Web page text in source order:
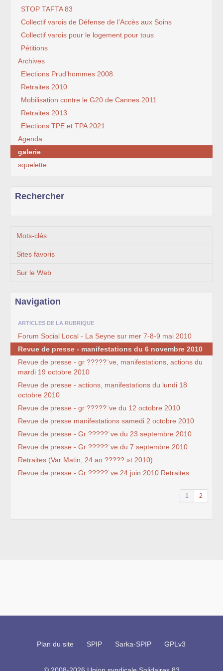
STOP TAFTA 83
Collectif varois de Défense de l’Accès aux Soins
Collectif varois pour le logement pour tous
Pétitions
Archives
Elections Prud’hommes 2008
Retraites 2010
Mobilisation contre le G20 de Cannes 2011
Retraites 2013
Elections TPE et TPA 2021
Agenda
galerie
squelette
Rechercher
Mots-clés
Sites favoris
Sur le Web
Navigation
ARTICLES DE LA RUBRIQUE
Forum Social Local - La Seyne sur mer 7-8-9 mai 2010
Revue de presse - manifestations du 6 novembre 2010
Revue de presse - gr ?????¨ve, manifestations, actions du
mardi 19 octobre 2010
Revue de presse - actions, manifestations du lundi 18
octobre 2010
Revue de presse - gr ?????¨ve du 12 octobre 2010
Revue de presse manifestations samedi 2 octobre 2010
Revue de presse - Gr ?????¨ve du 23 septembre 2010
Revue de presse - Gr ?????¨ve du 7 septembre 2010
Retraites (Var Matin, 24 ao ????? »t 2010)
Revue de presse - Gr ?????¨ve 24 juin 2010 Retraites
1 2
Plan du site SPIP Sarka-SPIP GPLv3